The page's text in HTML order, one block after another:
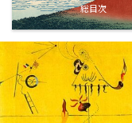
総目次